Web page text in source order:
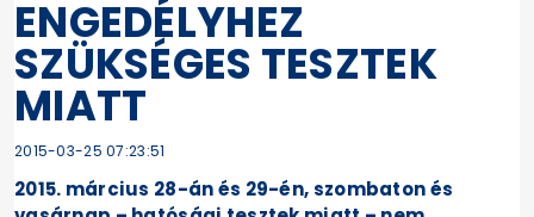
ENGEDÉLYHEZ
SZÜKSÉGES TESZTEK
MIATT
2015-03-25 07:23:51
2015. március 28-án és 29-én, szombaton és